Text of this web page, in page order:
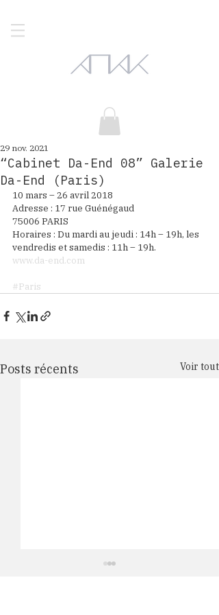
“Cabinet Da-End 08” Galerie
Da-End (Paris)
29 nov. 2021
10 mars – 26 avril 2018
Adresse : 17 rue Guénégaud
75006 PARIS
Horaires : Du mardi au jeudi : 14h – 19h, les
vendredis et samedis : 11h – 19h.
www.da-end.com
#Paris
Posts récents Voir tout